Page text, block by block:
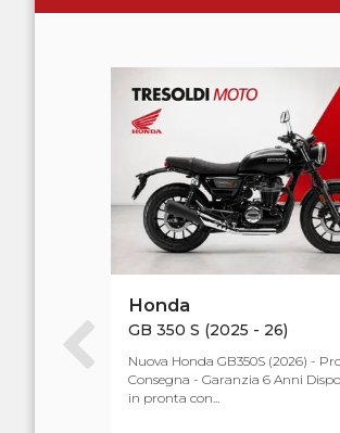
Honda
GB 350 S (2025 - 26)
Nuova Honda GB350S (2026) -
Consegna - Garanzia 6 Anni
in pronta con...